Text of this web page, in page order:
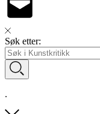
Søk etter:
.